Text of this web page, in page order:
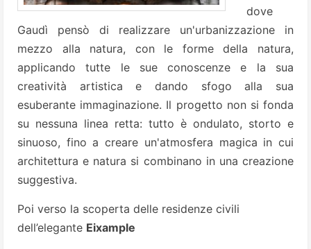
dove
Gaudì pensò di realizzare un'urbanizzazione in
mezzo alla natura, con le forme della natura,
applicando tutte le sue conoscenze e la sua
creatività artistica e dando sfogo alla sua
esuberante immaginazione. Il progetto non si fonda
su nessuna linea retta: tutto è ondulato, storto e
sinuoso, fino a creare un'atmosfera magica in cui
architettura e natura si combinano in una creazione
suggestiva.
Poi verso la scoperta delle residenze civili
dell’elegante Eixample